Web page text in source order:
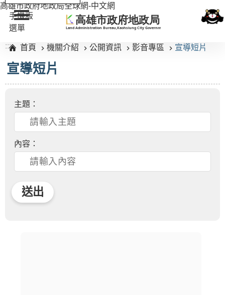
手機版
選單
高雄市政府地政局全球網-中文網
::: 首頁 機關介紹 公開資訊 影音專區 宣導短片
宣導短片
主題：
內容：